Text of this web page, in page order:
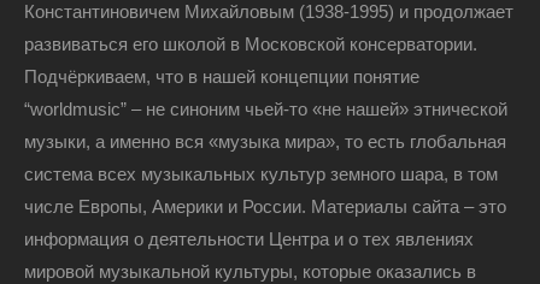
Константиновичем Михайловым (1938-1995) и продолжает
развиваться его школой в Московской консерватории.
Подчёркиваем, что в нашей концепции понятие
“worldmusic” – не синоним чьей-то «не нашей» этнической
музыки, а именно вся «музыка мира», то есть глобальная
система всех музыкальных культур земного шара, в том
числе Европы, Америки и России. Материалы сайта – это
информация о деятельности Центра и о тех явлениях
мировой музыкальной культуры, которые оказались в